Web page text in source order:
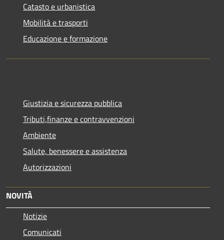
Catasto e urbanistica
Mobilità e trasporti
Educazione e formazione
Giustizia e sicurezza pubblica
Tributi,finanze e contravvenzioni
Ambiente
Salute, benessere e assistenza
Autorizzazioni
NOVITÀ
Notizie
Comunicati